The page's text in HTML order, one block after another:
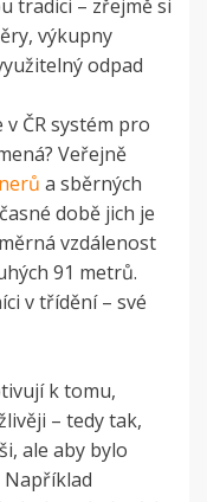
tradici – zřejmě si
výkupny
odpad
ČR systém pro
Veřejně
a sběrných
době jich je
vzdálenost
91 metrů.
v třídění – své
k tomu,
– tedy tak,
ale aby bylo
Například